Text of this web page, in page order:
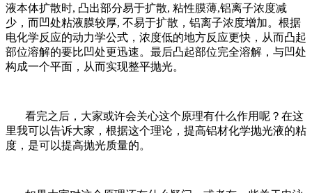
液本体扩散时, 凸出部分易于扩散, 粘性膜薄,铝离子浓度减
少，而凹处粘液膜较厚, 不易于扩散，铝离子浓度增加。根据
电化学反应的动力学公式，浓度低的地方反应更快，从而凸起
部位溶解的要比凹处更迅速。最后凸起部位完全溶解，与凹处
构成一个平面，从而实现整平抛光。
看完之后，大家或许会关心这个原理有什么作用呢？在这
里我可以告诉大家，根据这个理论，提高铝材化学抛光液的粘
度，是可以提高抛光质量的。